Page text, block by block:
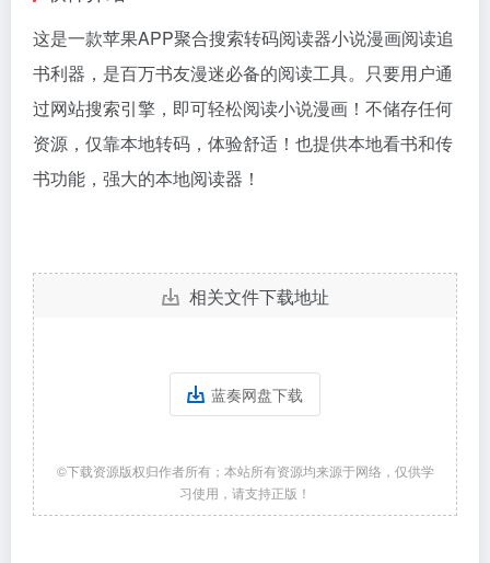
这是一款苹果APP聚合搜索转码阅读器小说漫画阅读追
书利器，是百万书友漫迷必备的阅读工具。只要用户通
过网站搜索引擎，即可轻松阅读小说漫画！不储存任何
资源，仅靠本地转码，体验舒适！也提供本地看书和传
书功能，强大的本地阅读器！
相关文件下载地址
蓝奏网盘下载
©下载资源版权归作者所有；本站所有资源均来源于网络，仅供学
习使用，请支持正版！